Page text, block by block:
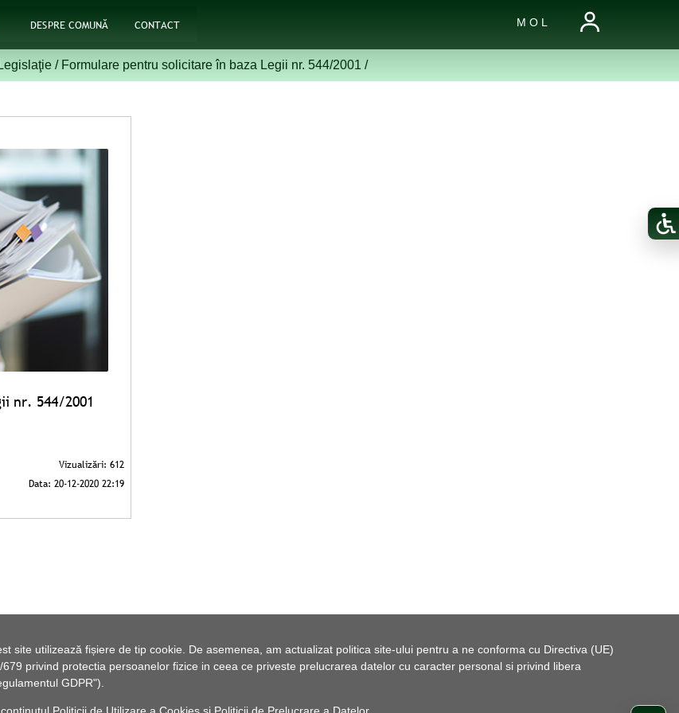
site utilizează fișiere de tip cookie. De asemenea, am actualizat politica site-ului pentru a ne conforma cu Directiva (UE)
privind protectia persoanelor fizice in ceea ce priveste prelucrarea datelor cu caracter personal si privind libera
GDPR").
DESPRE COMUNĂ CONTACT M O L
/ Formulare pentru solicitare în baza Legii nr. 544/2001 /
nr. 544/2001